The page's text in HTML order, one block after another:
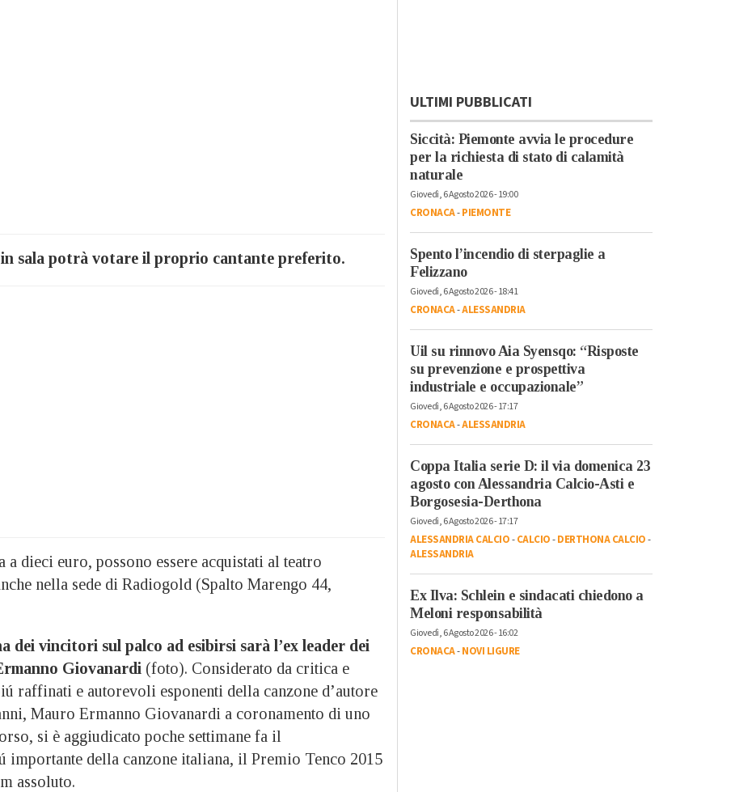
sala potrà votare il proprio cantante preferito.
dieci euro, possono essere acquistati al teatro
nella sede di Radiogold (Spalto Marengo 44,
dei vincitori sul palco ad esibirsi sarà l’ex leader dei
Giovanardi (foto). Considerato da critica e
raffinati e autorevoli esponenti della canzone d’autore
Mauro Ermanno Giovanardi a coronamento di uno
si è aggiudicato poche settimane fa il
importante della canzone italiana, il Premio Tenco 2015
assoluto.
ULTIMI PUBBLICATI
Siccità: Piemonte avvia le procedure
per la richiesta di stato di calamità
naturale
Giovedì, 6 Agosto 2026 - 19:00
CRONACA-PIEMONTE
Spento l’incendio di sterpaglie a
Felizzano
Giovedì, 6 Agosto 2026 - 18:41
CRONACA-ALESSANDRIA
Uil su rinnovo Aia Syensqo: “Risposte
su prevenzione e prospettiva
industriale e occupazionale”
Giovedì, 6 Agosto 2026 - 17:17
CRONACA-ALESSANDRIA
Coppa Italia serie D: il via domenica 23
agosto con Alessandria Calcio-Asti e
Borgosesia-Derthona
Giovedì, 6 Agosto 2026 - 17:17
ALESSANDRIA CALCIO-CALCIO-DERTHONA CALCIO-
ALESSANDRIA
Ex Ilva: Schlein e sindacati chiedono a
Meloni responsabilità
Giovedì, 6 Agosto 2026 - 16:02
CRONACA-NOVI LIGURE